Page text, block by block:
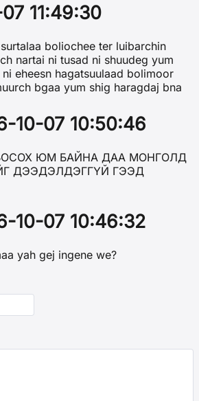
11:49:30
boliochee ter luibarchin
nartai ni tusad ni shuudeg yum
eheesn hagatsuulaad bolimoor
bgaa yum shig haragdaj bna
10-07 10:50:46
ЮМ БАЙНА ДАА МОНГОЛД
ДЭЭДЭЛДЭГГҮЙ ГЭЭД
10-07 10:46:32
yah gej ingene we?